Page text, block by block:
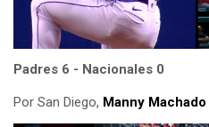
Padres 6 - Nacionales 0
Por San Diego, Manny Machado